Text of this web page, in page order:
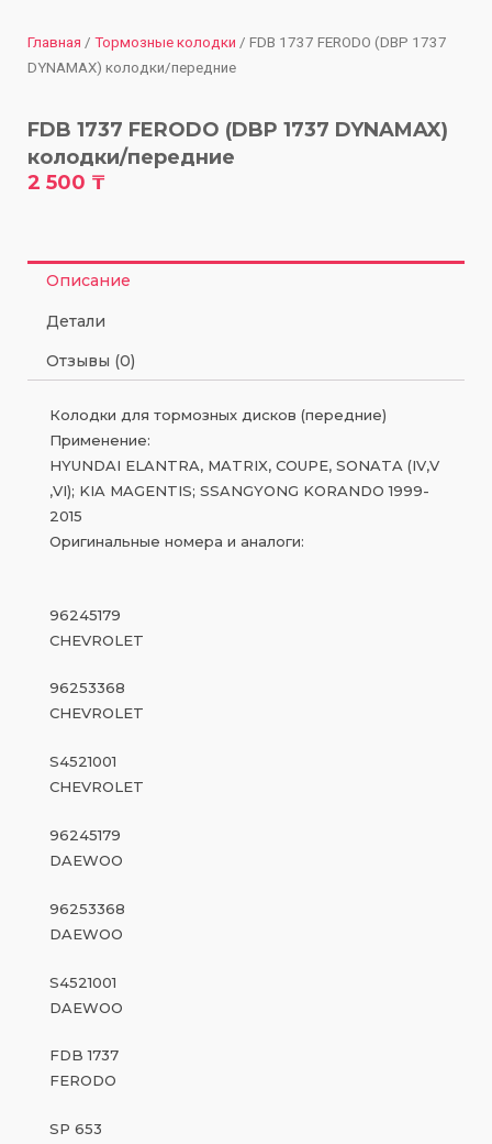
Главная / Тормозные колодки / FDB 1737 FERODO (DBP 1737
DYNAMAX) колодки/передние
FDB 1737 FERODO (DBP 1737 DYNAMAX)
колодки/передние
2 500 ₸
Описание
Детали
Отзывы (0)
Колодки для тормозных дисков (передние)
Применение:
HYUNDAI ELANTRA, MATRIX, COUPE, SONATA (IV,V
,VI); KIA MAGENTIS; SSANGYONG KORANDO 1999-
2015
Оригинальные номера и аналоги:
96245179
CHEVROLET
96253368
CHEVROLET
S4521001
CHEVROLET
96245179
DAEWOO
96253368
DAEWOO
S4521001
DAEWOO
FDB 1737
FERODO
SP 653